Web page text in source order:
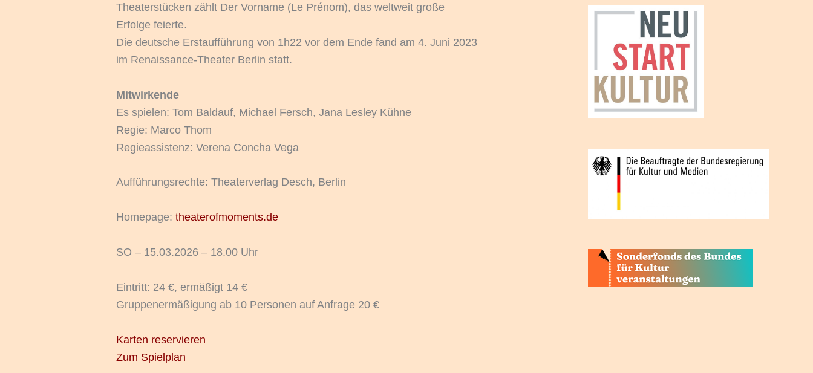
Theaterstücken zählt Der Vorname (Le Prénom), das weltweit große
Erfolge feierte.
Die deutsche Erstaufführung von 1h22 vor dem Ende fand am 4. Juni 2023
im Renaissance-Theater Berlin statt.
Mitwirkende
Es spielen: Tom Baldauf, Michael Fersch, Jana Lesley Kühne
Regie: Marco Thom
Regieassistenz: Verena Concha Vega
Aufführungsrechte: Theaterverlag Desch, Berlin
Homepage:theaterofmoments.de
SO – 15.03.2026 – 18.00 Uhr
Eintritt: 24 €, ermäßigt 14 €
Gruppenermäßigung ab 10 Personen auf Anfrage 20 €
Karten reservieren
Zum Spielplan